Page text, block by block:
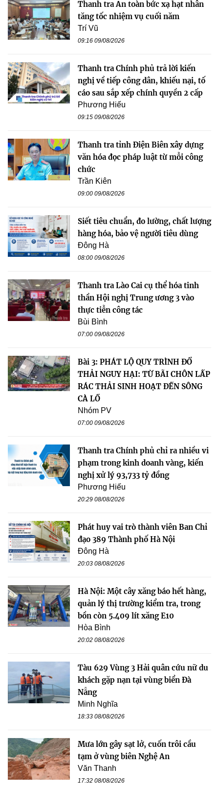
Thanh tra An toàn bức xạ hạt nhân
tăng tốc nhiệm vụ cuối năm
Trí Vũ
09:16 09/08/2026
Thanh tra Chính phủ trả lời kiến
nghị về tiếp công dân, khiếu nại, tố
cáo sau sắp xếp chính quyền 2 cấp
Phương Hiếu
09:15 09/08/2026
Thanh tra tỉnh Điện Biên xây dựng
văn hóa đọc pháp luật từ mỗi công
chức
Trần Kiên
09:00 09/08/2026
Siết tiêu chuẩn, đo lường, chất lượng
hàng hóa, bảo vệ người tiêu dùng
Đông Hà
08:00 09/08/2026
Thanh tra Lào Cai cụ thể hóa tinh
thần Hội nghị Trung ương 3 vào
thực tiễn công tác
Bùi Bình
07:00 09/08/2026
Bài 3: PHÁT LỘ QUY TRÌNH ĐỔ
THẢI NGUY HẠI: TỪ BÃI CHÔN LẤP
RÁC THẢI SINH HOẠT ĐẾN SÔNG
CÀ LỒ
Nhóm PV
07:00 09/08/2026
Thanh tra Chính phủ chỉ ra nhiều vi
phạm trong kinh doanh vàng, kiến
nghị xử lý 93,733 tỷ đồng
Phương Hiếu
20:29 08/08/2026
Phát huy vai trò thành viên Ban Chỉ
đạo 389 Thành phố Hà Nội
Đông Hà
20:03 08/08/2026
Hà Nội: Một cây xăng báo hết hàng,
quản lý thị trường kiểm tra, trong
bồn còn 5.409 lít xăng E10
Hòa Bình
20:02 08/08/2026
Tàu 629 Vùng 3 Hải quân cứu nữ du
khách gặp nạn tại vùng biển Đà
Nẵng
Minh Nghĩa
18:33 08/08/2026
Mưa lớn gây sạt lở, cuốn trôi cầu
tạm ở vùng biên Nghệ An
Văn Thanh
17:32 08/08/2026